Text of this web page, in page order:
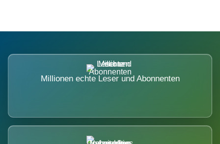
Millionen echte Leser und Abonnenten